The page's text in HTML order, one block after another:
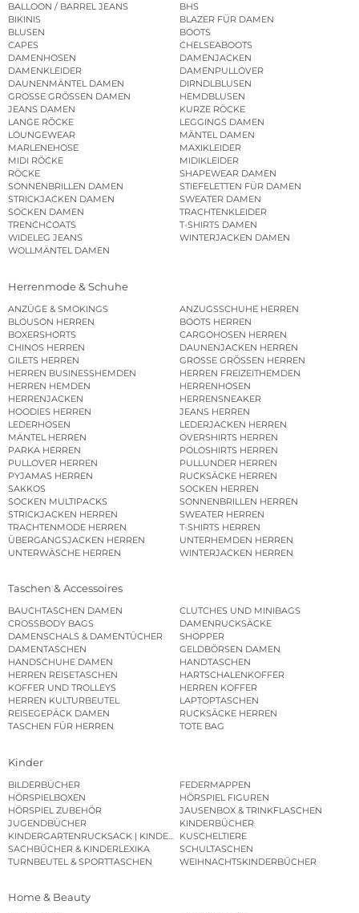
BALLOON / BARREL JEANS
BHS
BIKINIS
BLAZER FÜR DAMEN
BLUSEN
BOOTS
CAPES
CHELSEABOOTS
DAMENHOSEN
DAMENJACKEN
DAMENKLEIDER
DAMENPULLOVER
DAUNENMÄNTEL DAMEN
DIRNDLBLUSEN
GROSSE GRÖSSEN DAMEN
HEMDBLUSEN
JEANS DAMEN
KURZE RÖCKE
LANGE RÖCKE
LEGGINGS DAMEN
LOUNGEWEAR
MÄNTEL DAMEN
MARLENEHOSE
MAXIKLEIDER
MIDI RÖCKE
MIDIKLEIDER
RÖCKE
SHAPEWEAR DAMEN
SONNENBRILLEN DAMEN
STIEFELETTEN FÜR DAMEN
STRICKJACKEN DAMEN
SWEATER DAMEN
SOCKEN DAMEN
TRACHTENKLEIDER
TRENCHCOATS
T-SHIRTS DAMEN
WIDELEG JEANS
WINTERJACKEN DAMEN
WOLLMÄNTEL DAMEN
Herrenmode & Schuhe
ANZÜGE & SMOKINGS
ANZUGSSCHUHE HERREN
BLOUSON HERREN
BOOTS HERREN
BOXERSHORTS
CARGOHOSEN HERREN
CHINOS HERREN
DAUNENJACKEN HERREN
GILETS HERREN
GROSSE GRÖSSEN HERREN
HERREN BUSINESSHEMDEN
HERREN FREIZEITHEMDEN
HERREN HEMDEN
HERRENHOSEN
HERRENJACKEN
HERRENSNEAKER
HOODIES HERREN
JEANS HERREN
LEDERHOSEN
LEDERJACKEN HERREN
MÄNTEL HERREN
OVERSHIRTS HERREN
PARKA HERREN
POLOSHIRTS HERREN
PULLOVER HERREN
PULLUNDER HERREN
PYJAMAS HERREN
RUCKSÄCKE HERREN
SAKKOS
SOCKEN HERREN
SOCKEN MULTIPACKS
SONNENBRILLEN HERREN
STRICKJACKEN HERREN
SWEATER HERREN
TRACHTENMODE HERREN
T-SHIRTS HERREN
ÜBERGANGSJACKEN HERREN
UNTERHEMDEN HERREN
UNTERWÄSCHE HERREN
WINTERJACKEN HERREN
Taschen & Accessoires
BAUCHTASCHEN DAMEN
CLUTCHES UND MINIBAGS
CROSSBODY BAGS
DAMENRUCKSÄCKE
DAMENSCHALS & DAMENTÜCHER
SHOPPER
DAMENTASCHEN
GELDBÖRSEN DAMEN
HANDSCHUHE DAMEN
HANDTASCHEN
HERREN REISETASCHEN
HARTSCHALENKOFFER
KOFFER UND TROLLEYS
HERREN KOFFER
HERREN KULTURBEUTEL
LAPTOPTASCHEN
REISEGEPÄCK DAMEN
RUCKSÄCKE HERREN
TASCHEN FÜR HERREN
TOTE BAG
Kinder
BILDERBÜCHER
FEDERMAPPEN
HÖRSPIELBOXEN
HÖRSPIEL FIGUREN
HÖRSPIEL ZUBEHÖR
JAUSENBOX & TRINKFLASCHEN
JUGENDBÜCHER
KINDERBÜCHER
KINDERGARTENRUCKSACK | KINDERGARTENBEUTEL
KUSCHELTIERE
SACHBÜCHER & KINDERLEXIKA
SCHULTASCHEN
TURNBEUTEL & SPORTTASCHEN
WEIHNACHTSKINDERBÜCHER
Home & Beauty